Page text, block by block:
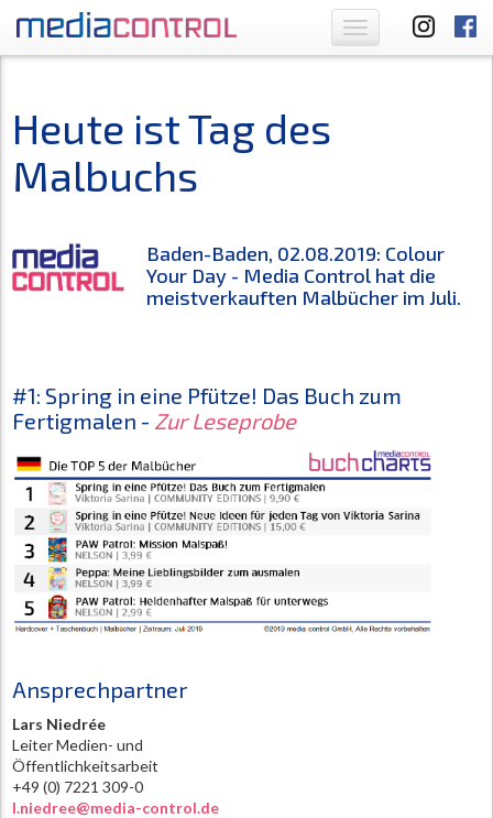
Toggle
navigation
Heute ist Tag des
Malbuchs
Baden-Baden, 02.08.2019: Colour
Your Day - Media Control hat die
meistverkauften Malbücher im Juli.
#1: Spring in eine Pfütze! Das Buch zum
Fertigmalen - Zur Leseprobe
Ansprechpartner
Lars Niedrée
Leiter Medien- und
Öffentlichkeitsarbeit
+49 (0) 7221 309-0
l.niedree@media-control.de